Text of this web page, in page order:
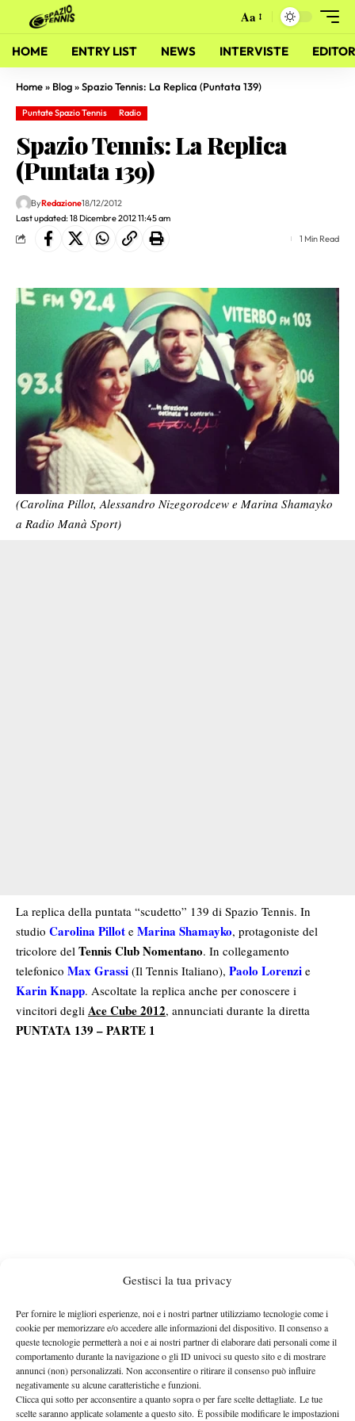
Gestisci la tua privacy
Per fornire le migliori esperienze, noi e i nostri partner utilizziamo tecnologie come i
cookie per memorizzare e/o accedere alle informazioni del dispositivo. Il consenso a
queste tecnologie permetterà a noi e ai nostri partner di elaborare dati personali come il
comportamento durante la navigazione o gli ID univoci su questo sito e di mostrare
annunci (non) personalizzati. Non acconsentire o ritirare il consenso può influire
negativamente su alcune caratteristiche e funzioni.
Clicca qui sotto per acconsentire a quanto sopra o per fare scelte dettagliate. Le tue
scelte saranno applicate solamente a questo sito. È possibile modificare le impostazioni
Aa
HOME ENTRY LIST NEWS INTERVISTE
Home» Blog»Spazio Tennis: La Replica (Puntata 139)
Puntate Spazio Tennis Radio
Spazio Tennis: La Replica
(Puntata 139)
Last updated: 18 Dicembre 2012 11:45 am
ByRedazione18/12/2012
1 Min Read
(Carolina Pillot, Alessandro Nizegorodcew e Marina Shamayko
a Radio Manà Sport)
La replica della puntata “scudetto” 139 di Spazio Tennis. In
studio Carolina Pillot e Marina Shamayko, protagoniste del
tricolore del Tennis Club Nomentano. In collegamento
telefonico Max Grassi (Il Tennis Italiano), Paolo Lorenzi e
Karin Knapp. Ascoltate la replica anche per conoscere i
vincitori degli Ace Cube 2012, annunciati durante la diretta
PUNTATA 139 – PARTE 1
PUNTATA 139 – PARTE 2